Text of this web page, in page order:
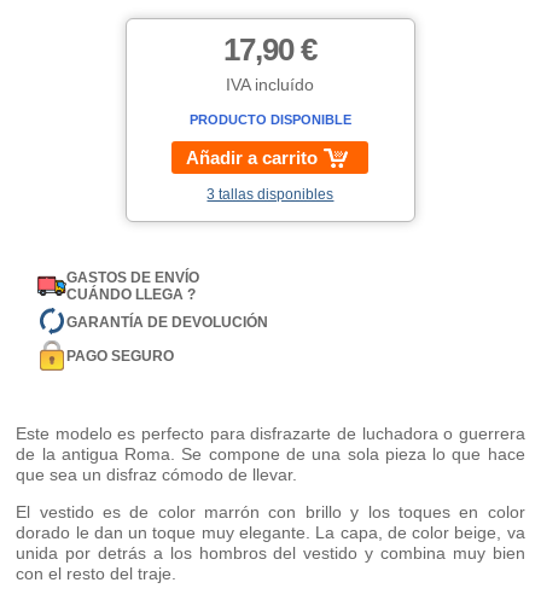
17,90 €
IVA incluído
PRODUCTO DISPONIBLE
Añadir a carrito
3 tallas disponibles
GASTOS DE ENVÍO
CUÁNDO LLEGA ?
GARANTÍA DE DEVOLUCIÓN
PAGO SEGURO
Este modelo es perfecto para disfrazarte de luchadora o guerrera
de la antigua Roma. Se compone de una sola pieza lo que hace
que sea un disfraz cómodo de llevar.
El vestido es de color marrón con brillo y los toques en color
dorado le dan un toque muy elegante. La capa, de color beige, va
unida por detrás a los hombros del vestido y combina muy bien
con el resto del traje.